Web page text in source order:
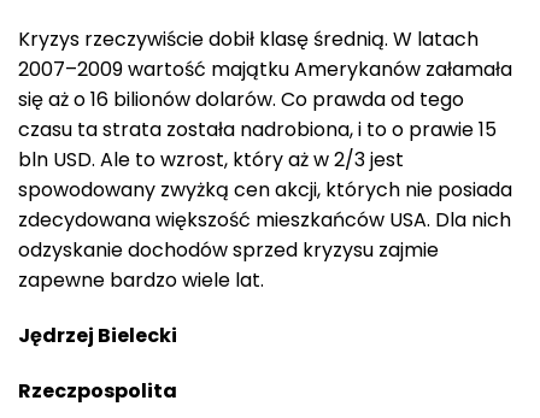
Kryzys rzeczywiście dobił klasę średnią. W latach
2007–2009 wartość majątku Amerykanów załamała
się aż o 16 bilionów dolarów. Co prawda od tego
czasu ta strata została nadrobiona, i to o prawie 15
bln USD. Ale to wzrost, który aż w 2/3 jest
spowodowany zwyżką cen akcji, których nie posiada
zdecydowana większość mieszkańców USA. Dla nich
odzyskanie dochodów sprzed kryzysu zajmie
zapewne bardzo wiele lat.
Jędrzej Bielecki
Rzeczpospolita